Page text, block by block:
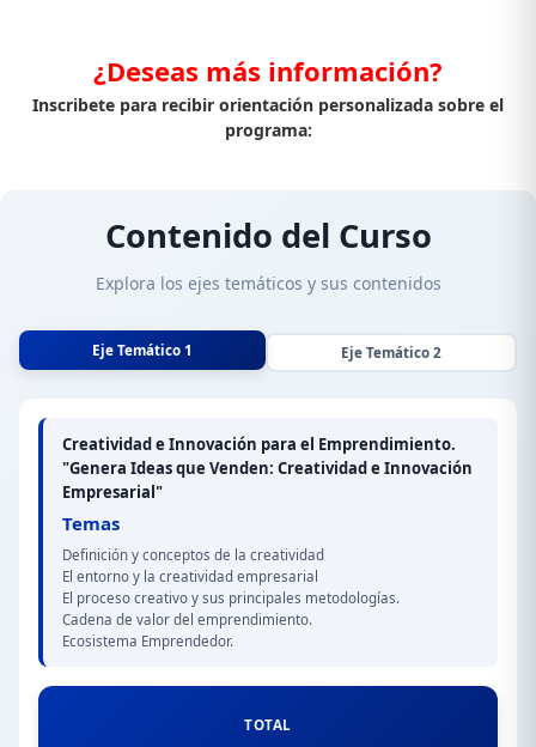
¿Deseas más información?
Inscribete para recibir orientación personalizada sobre el
programa:
Contenido del Curso
Explora los ejes temáticos y sus contenidos
Eje Temático 1 Eje Temático 2
Creatividad e Innovación para el Emprendimiento.
"Genera Ideas que Venden: Creatividad e Innovación
Empresarial"
Temas
Definición y conceptos de la creatividad
El entorno y la creatividad empresarial
El proceso creativo y sus principales metodologías.
Cadena de valor del emprendimiento.
Ecosistema Emprendedor.
TOTAL